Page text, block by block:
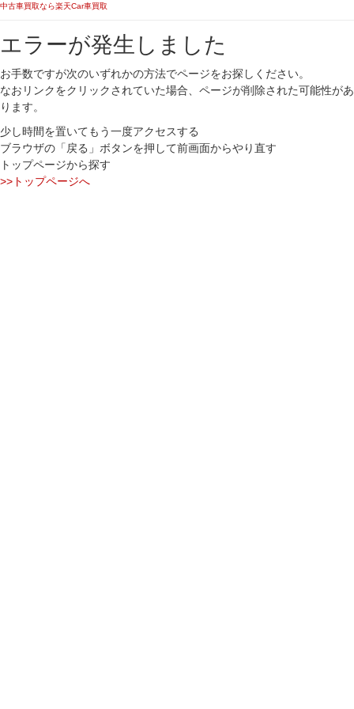
中古車買取なら楽天Car車買取
エラーが発生しました
お手数ですが次のいずれかの方法でページをお探しください。
なおリンクをクリックされていた場合、ページが削除された可能性があ
ります。
少し時間を置いてもう一度アクセスする
ブラウザの「戻る」ボタンを押して前画面からやり直す
トップページから探す
>>トップページへ